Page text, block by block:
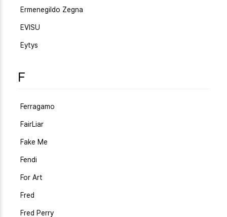
Ermenegildo Zegna
EVISU
Eytys
F
Ferragamo
FairLiar
Fake Me
Fendi
For Art
Fred
Fred Perry